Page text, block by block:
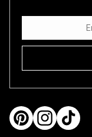
PinterestInstagramTikTok